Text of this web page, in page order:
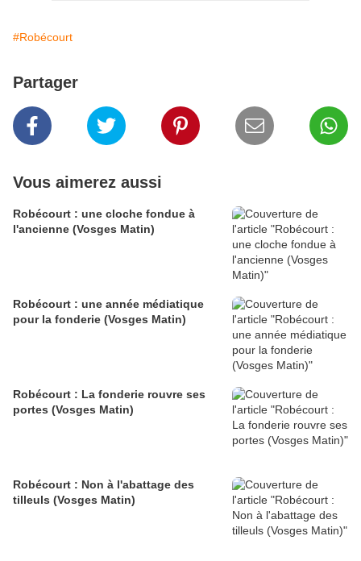
#Robécourt
Partager
Vous aimerez aussi
Robécourt : une cloche fondue à
l'ancienne (Vosges Matin)
Robécourt : une année médiatique
pour la fonderie (Vosges Matin)
Robécourt : La fonderie rouvre ses
portes (Vosges Matin)
Robécourt : Non à l'abattage des
tilleuls (Vosges Matin)